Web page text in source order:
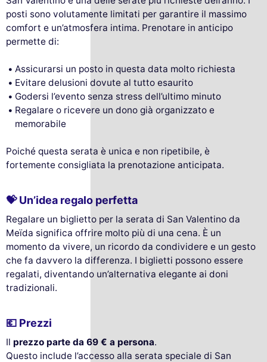
posti sono volutamente limitati per garantire il massimo
comfort e un’atmosfera intima. Prenotare in anticipo
permette di:
Assicurarsi un posto in questa data molto richiesta
Evitare delusioni dovute al tutto esaurito
Godersi l’evento senza stress dell’ultimo minuto
Regalare o ricevere un dono già organizzato e
memorabile
Poiché questa serata è unica e non ripetibile, è
fortemente consigliata la prenotazione anticipata.
💝 Un’idea regalo perfetta
Regalare un biglietto per la serata di San Valentino da
Meïda significa offrire molto più di una cena. È un
momento da vivere, un ricordo da condividere e un gesto
che fa davvero la differenza. I biglietti possono essere
regalati, diventando un’alternativa elegante ai doni
tradizionali.
💶 Prezzi
Il prezzo parte da 69 € a persona.
Questo include l’accesso alla serata speciale di San